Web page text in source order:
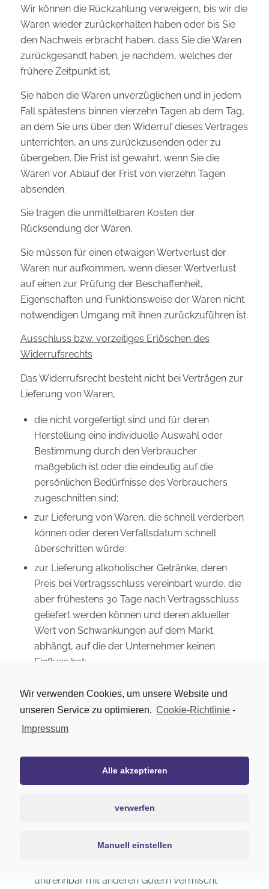
Wir verwenden Cookies, um unsere Website und
unseren Service zu optimieren. Cookie-Richtlinie -
Impressum
Alle akzeptieren
verwerfen
Manuell einstellen
Wir können die Rückzahlung verweigern, bis wir die
Waren wieder zurückerhalten haben oder bis Sie
den Nachweis erbracht haben, dass Sie die Waren
zurückgesandt haben, je nachdem, welches der
frühere Zeitpunkt ist.
Sie haben die Waren unverzüglichen und in jedem
Fall spätestens binnen vierzehn Tagen ab dem Tag,
an dem Sie uns über den Widerruf dieses Vertrages
unterrichten, an uns zurückzusenden oder zu
übergeben. Die Frist ist gewahrt, wenn Sie die
Waren vor Ablauf der Frist von vierzehn Tagen
absenden.
Sie tragen die unmittelbaren Kosten der
Rücksendung der Waren.
Sie müssen für einen etwaigen Wertverlust der
Waren nur aufkommen, wenn dieser Wertverlust
auf einen zur Prüfung der Beschaffenheit,
Eigenschaften und Funktionsweise der Waren nicht
notwendigen Umgang mit ihnen zurückzuführen ist.
Ausschluss bzw. vorzeitiges Erlöschen des
Widerrufsrechts
Das Widerrufsrecht besteht nicht bei Verträgen zur
Lieferung von Waren,
die nicht vorgefertigt sind und für deren
Herstellung eine individuelle Auswahl oder
Bestimmung durch den Verbraucher
maßgeblich ist oder die eindeutig auf die
persönlichen Bedürfnisse des Verbrauchers
zugeschnitten sind;
zur Lieferung von Waren, die schnell verderben
können oder deren Verfallsdatum schnell
überschritten würde;
zur Lieferung alkoholischer Getränke, deren
Preis bei Vertragsschluss vereinbart wurde, die
aber frühestens 30 Tage nach Vertragsschluss
geliefert werden können und deren aktueller
Wert von Schwankungen auf dem Markt
abhängt, auf die der Unternehmer keinen
Einfluss hat;
Illustrierten mit Ausnahme von Abonnement-
Verträgen.
zur Lieferung versiegelter Waren, die aus
Gründen des Gesundheitsschutzes oder der
ihre Versiegelung nach der Lieferung entfernt
zur Lieferung von Waren, wenn diese nach der
untrennbar mit anderen Gütern vermischt